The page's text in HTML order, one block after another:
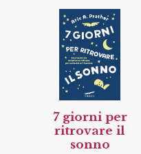
7 giorni per
ritrovare il
sonno